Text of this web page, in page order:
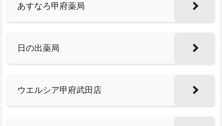
あすなろ甲府薬局
日の出薬局
ウエルシア甲府武田店